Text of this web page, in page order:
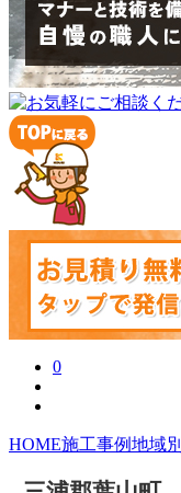
0
HOME施工事例地域別